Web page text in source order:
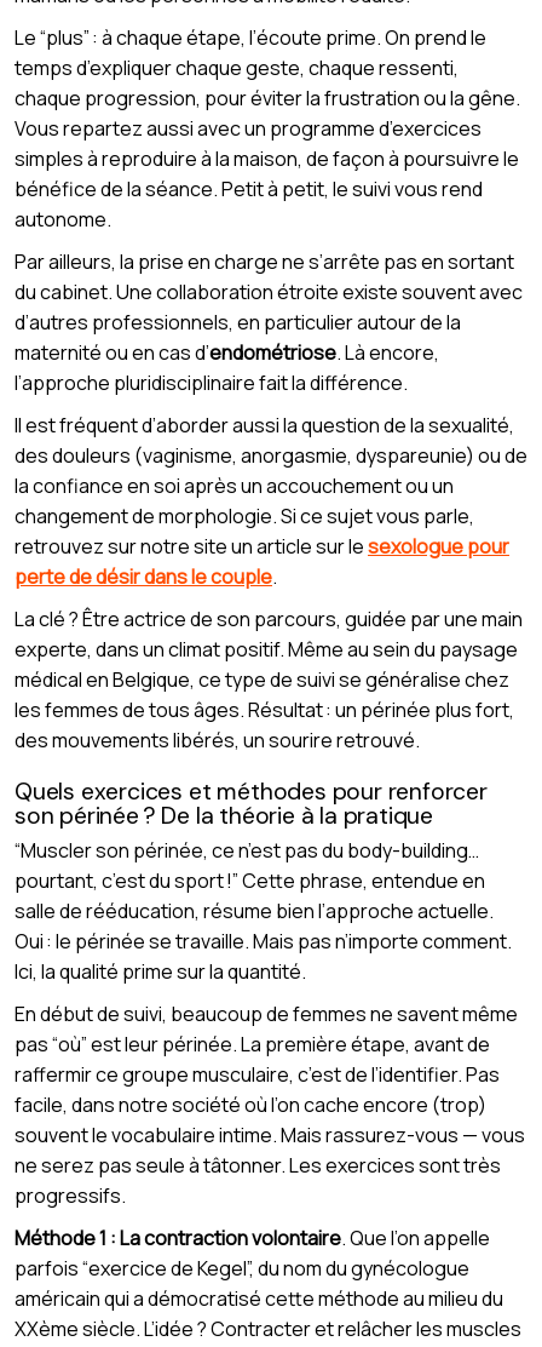
Le “plus” : à chaque étape, l’écoute prime. On prend le
temps d’expliquer chaque geste, chaque ressenti,
chaque progression, pour éviter la frustration ou la gêne.
Vous repartez aussi avec un programme d’exercices
simples à reproduire à la maison, de façon à poursuivre le
bénéfice de la séance. Petit à petit, le suivi vous rend
autonome.
Par ailleurs, la prise en charge ne s’arrête pas en sortant
du cabinet. Une collaboration étroite existe souvent avec
d’autres professionnels, en particulier autour de la
maternité ou en cas d’endométriose. Là encore,
l’approche pluridisciplinaire fait la différence.
Il est fréquent d’aborder aussi la question de la sexualité,
des douleurs (vaginisme, anorgasmie, dyspareunie) ou de
la confiance en soi après un accouchement ou un
changement de morphologie. Si ce sujet vous parle,
retrouvez sur notre site un article sur lesexologue pour
perte de désir dans le couple.
La clé ? Être actrice de son parcours, guidée par une main
experte, dans un climat positif. Même au sein du paysage
médical en Belgique, ce type de suivi se généralise chez
les femmes de tous âges. Résultat : un périnée plus fort,
des mouvements libérés, un sourire retrouvé.
Quels exercices et méthodes pour renforcer
son périnée ? De la théorie à la pratique
“Muscler son périnée, ce n’est pas du body-building…
pourtant, c’est du sport !” Cette phrase, entendue en
salle de rééducation, résume bien l’approche actuelle.
Oui : le périnée se travaille. Mais pas n’importe comment.
Ici, la qualité prime sur la quantité.
En début de suivi, beaucoup de femmes ne savent même
pas “où” est leur périnée. La première étape, avant de
raffermir ce groupe musculaire, c’est de l’identifier. Pas
facile, dans notre société où l’on cache encore (trop)
souvent le vocabulaire intime. Mais rassurez-vous — vous
ne serez pas seule à tâtonner. Les exercices sont très
progressifs.
Méthode 1 : La contraction volontaire. Que l’on appelle
parfois “exercice de Kegel”, du nom du gynécologue
américain qui a démocratisé cette méthode au milieu du
XXème siècle. L’idée ? Contracter et relâcher les muscles